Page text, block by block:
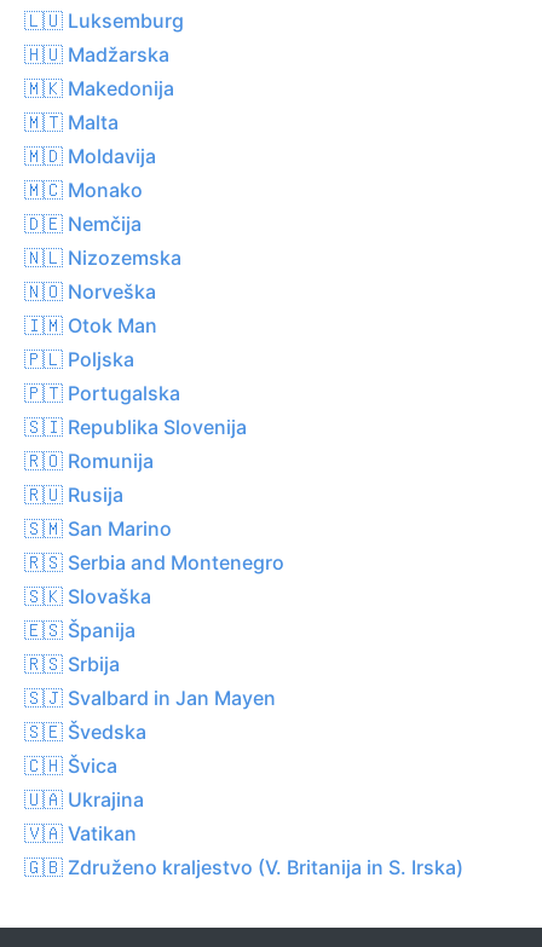
🇱🇺 Luksemburg
🇭🇺 Madžarska
🇲🇰 Makedonija
🇲🇹 Malta
🇲🇩 Moldavija
🇲🇨 Monako
🇩🇪 Nemčija
🇳🇱 Nizozemska
🇳🇴 Norveška
🇮🇲 Otok Man
🇵🇱 Poljska
🇵🇹 Portugalska
🇸🇮 Republika Slovenija
🇷🇴 Romunija
🇷🇺 Rusija
🇸🇲 San Marino
🇷🇸 Serbia and Montenegro
🇸🇰 Slovaška
🇪🇸 Španija
🇷🇸 Srbija
🇸🇯 Svalbard in Jan Mayen
🇸🇪 Švedska
🇨🇭 Švica
🇺🇦 Ukrajina
🇻🇦 Vatikan
🇬🇧 Združeno kraljestvo (V. Britanija in S. Irska)